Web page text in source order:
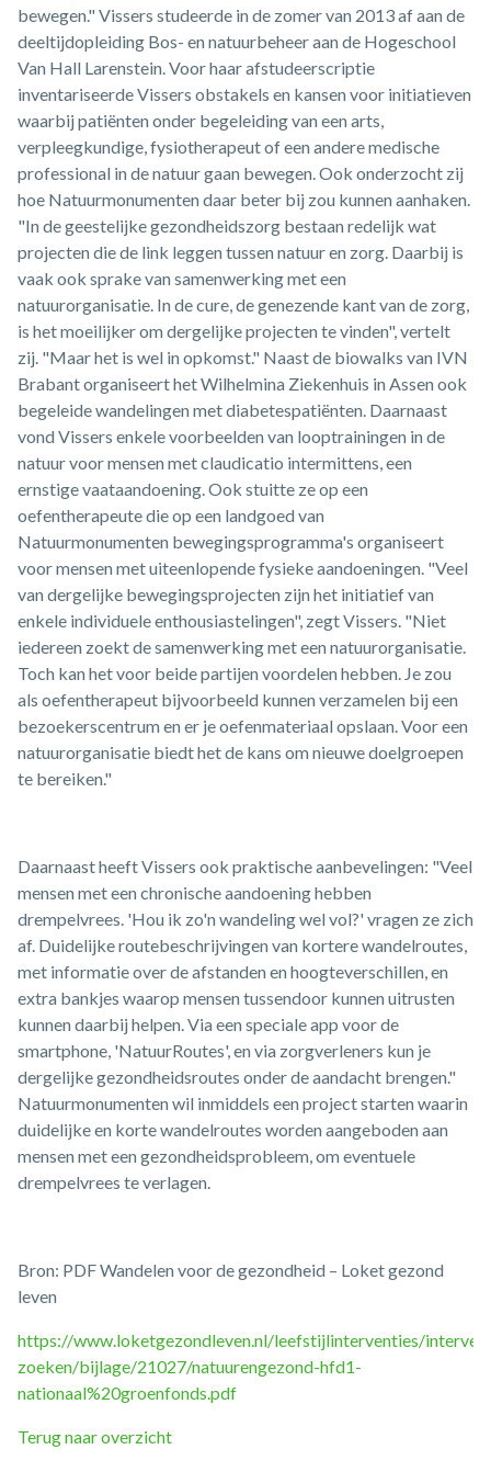
bewegen." Vissers studeerde in de zomer van 2013 af aan de
deeltijdopleiding Bos- en natuurbeheer aan de Hogeschool
Van Hall Larenstein. Voor haar afstudeerscriptie
inventariseerde Vissers obstakels en kansen voor initiatieven
waarbij patiënten onder begeleiding van een arts,
verpleegkundige, fysiotherapeut of een andere medische
professional in de natuur gaan bewegen. Ook onderzocht zij
hoe Natuurmonumenten daar beter bij zou kunnen aanhaken.
"In de geestelijke gezondheidszorg bestaan redelijk wat
projecten die de link leggen tussen natuur en zorg. Daarbij is
vaak ook sprake van samenwerking met een
natuurorganisatie. In de cure, de genezende kant van de zorg,
is het moeilijker om dergelijke projecten te vinden", vertelt
zij. "Maar het is wel in opkomst." Naast de biowalks van IVN
Brabant organiseert het Wilhelmina Ziekenhuis in Assen ook
begeleide wandelingen met diabetespatiënten. Daarnaast
vond Vissers enkele voorbeelden van looptrainingen in de
natuur voor mensen met claudicatio intermittens, een
ernstige vaataandoening. Ook stuitte ze op een
oefentherapeute die op een landgoed van
Natuurmonumenten bewegingsprogramma's organiseert
voor mensen met uiteenlopende fysieke aandoeningen. "Veel
van dergelijke bewegingsprojecten zijn het initiatief van
enkele individuele enthousiastelingen", zegt Vissers. "Niet
iedereen zoekt de samenwerking met een natuurorganisatie.
Toch kan het voor beide partijen voordelen hebben. Je zou
als oefentherapeut bijvoorbeeld kunnen verzamelen bij een
bezoekerscentrum en er je oefenmateriaal opslaan. Voor een
natuurorganisatie biedt het de kans om nieuwe doelgroepen
te bereiken."
Daarnaast heeft Vissers ook praktische aanbevelingen: "Veel
mensen met een chronische aandoening hebben
drempelvrees. 'Hou ik zo'n wandeling wel vol?' vragen ze zich
af. Duidelijke routebeschrijvingen van kortere wandelroutes,
met informatie over de afstanden en hoogteverschillen, en
extra bankjes waarop mensen tussendoor kunnen uitrusten
kunnen daarbij helpen. Via een speciale app voor de
smartphone, 'NatuurRoutes', en via zorgverleners kun je
dergelijke gezondheidsroutes onder de aandacht brengen."
Natuurmonumenten wil inmiddels een project starten waarin
duidelijke en korte wandelroutes worden aangeboden aan
mensen met een gezondheidsprobleem, om eventuele
drempelvrees te verlagen.
Bron: PDF Wandelen voor de gezondheid – Loket gezond
leven
https://www.loketgezondleven.nl/leefstijlinterventies/
zoeken/bijlage/21027/natuurengezond-hfd1-
nationaal%20groenfonds.pdf
Terug naar overzicht